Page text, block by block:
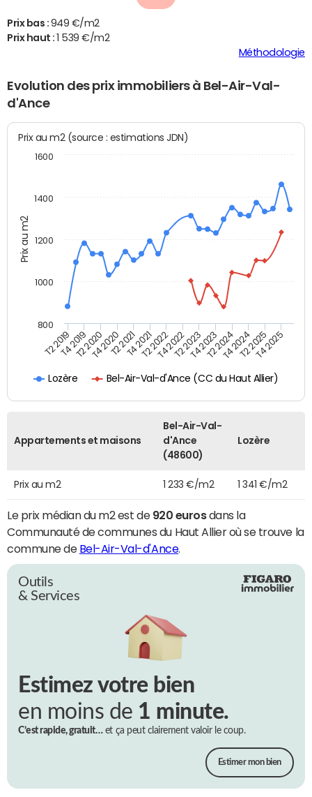
Prix bas : 949 €/m2
Prix haut :
1 539 €/m2
Méthodologie
Evolution des prix immobiliers à Bel-Air-Val-
d'Ance
Prix au m2
Prix au m2 (source : estimations JDN)
Lozère Bel-Air-Val-d'Ance (CC du Haut Allier)
T2 2019T4 2019T2 2020T4 2020T2 2021T4 2021T2 2022T4 2022T2 2023T4 2023T2 2024T4 2024T2 2025T4 2025
800
1000
1200
1400
1600
Appartements et maisons
Bel-Air-Val-
d'Ance
(48600)
Lozère
Prix au m2 1 233 €/m2 1 341 €/m2
Le prix médian du m2 est de 920 eurosdans la
Communauté de communes du Haut Allier où se trouve la
commune de Bel-Air-Val-d'Ance.
Outils
& Services
Estimez votre bien
en moins de 1 minute.
C’est rapide, gratuit…et ça peut clairement valoir le coup.
Estimer mon bien